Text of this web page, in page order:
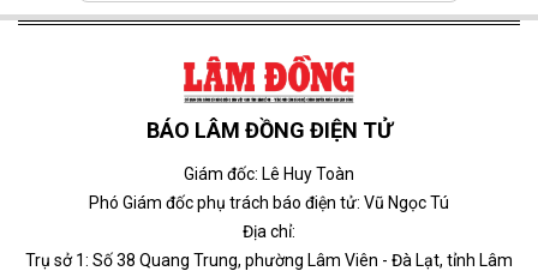
BÁO LÂM ĐỒNG ĐIỆN TỬ
Giám đốc: Lê Huy Toàn
Phó Giám đốc phụ trách báo điện tử: Vũ Ngọc Tú
Địa chỉ:
Trụ sở 1: Số 38 Quang Trung, phường Lâm Viên - Đà Lạt, tỉnh Lâm